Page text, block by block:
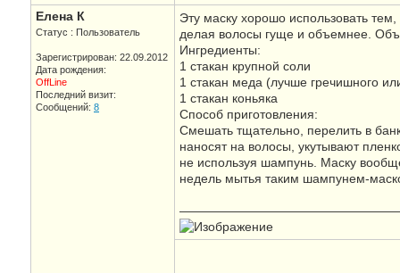
Елена К
Статус : Пользователь
Зарегистрирован: 22.09.2012
Дата рождения:
OffLine
Последний визит:
Сообщений: 8
Эту маску хорошо использовать
делая волосы гуще и объемнее.
Ингредиенты:
1 стакан крупной соли
1 стакан меда (лучше гречишного
1 стакан коньяка
Способ приготовления:
Смешать тщательно, перелить в
наносят на волосы, укутывают
не используя шампунь. Маску
недель мытья таким шампунем-